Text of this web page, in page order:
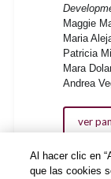
Maggie
Maria
Patricia
Mara
Andrea
ver
Al hacer clic en
que las cookies